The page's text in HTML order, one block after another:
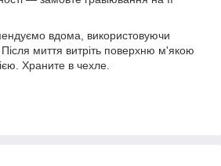
вдома, використовуючи
миття витріть поверхню м'якою
Храните в чехле.